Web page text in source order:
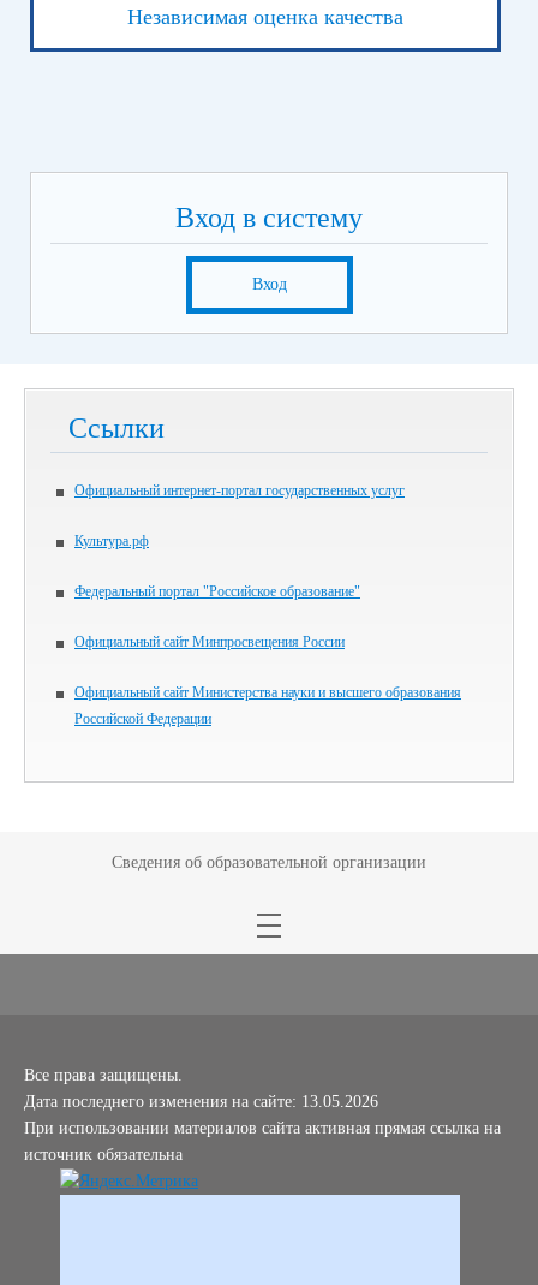
Независимая оценка качества
Вход в систему
Вход
Ссылки
Официальный интернет-портал государственных услуг
Культура.рф
Федеральный портал "Российское образование"
Официальный сайт Минпросвещения России
Официальный сайт Министерства науки и высшего образования
Российской Федерации
Сведения об образовательной организации
Все права защищены.
Дата последнего изменения на сайте: 13.05.2026
При использовании материалов сайта активная прямая ссылка на
источник обязательна